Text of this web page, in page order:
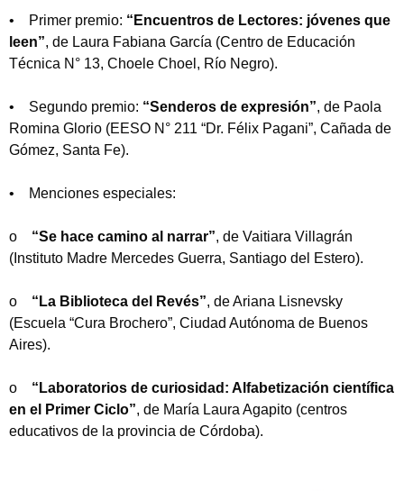
• Primer premio: “Encuentros de Lectores: jóvenes que
leen”, de Laura Fabiana García (Centro de Educación
Técnica N° 13, Choele Choel, Río Negro).
• Segundo premio: “Senderos de expresión”, de Paola
Romina Glorio (EESO N° 211 “Dr. Félix Pagani”, Cañada de
Gómez, Santa Fe).
• Menciones especiales:
o “Se hace camino al narrar”, de Vaitiara Villagrán
(Instituto Madre Mercedes Guerra, Santiago del Estero).
o “La Biblioteca del Revés”, de Ariana Lisnevsky
(Escuela “Cura Brochero”, Ciudad Autónoma de Buenos
Aires).
o “Laboratorios de curiosidad: Alfabetización científica
en el Primer Ciclo”, de María Laura Agapito (centros
educativos de la provincia de Córdoba).